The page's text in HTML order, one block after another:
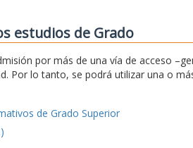
estudios de Grado
por más de una vía de acceso
Por lo tanto, se podrá utilizar una o
de Grado Superior